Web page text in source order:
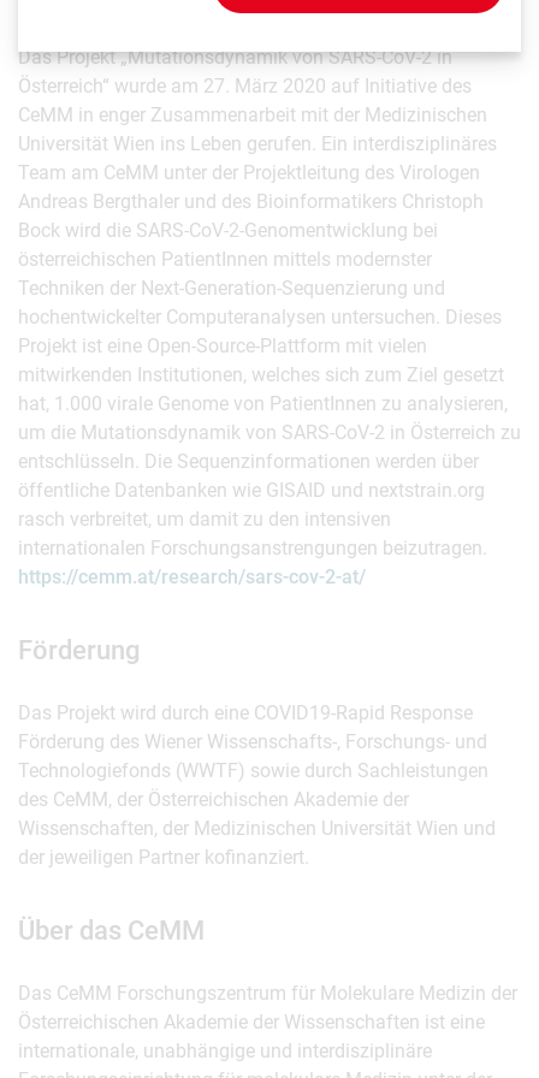
Das Projekt „Mutationsdynamik von SARS-CoV-2 in
Österreich“ wurde am 27. März 2020 auf Initiative des
CeMM in enger Zusammenarbeit mit der Medizinischen
Universität Wien ins Leben gerufen. Ein interdisziplinäres
Team am CeMM unter der Projektleitung des Virologen
Andreas Bergthaler und des Bioinformatikers Christoph
Bock wird die SARS-CoV-2-Genomentwicklung bei
österreichischen PatientInnen mittels modernster
Techniken der Next-Generation-Sequenzierung und
hochentwickelter Computeranalysen untersuchen. Dieses
Projekt ist eine Open-Source-Plattform mit vielen
mitwirkenden Institutionen, welches sich zum Ziel gesetzt
hat, 1.000 virale Genome von PatientInnen zu analysieren,
um die Mutationsdynamik von SARS-CoV-2 in Österreich zu
entschlüsseln. Die Sequenzinformationen werden über
öffentliche Datenbanken wie GISAID und nextstrain.org
rasch verbreitet, um damit zu den intensiven
internationalen Forschungsanstrengungen beizutragen.
https://cemm.at/research/sars-cov-2-at/
Förderung
Das Projekt wird durch eine COVID19-Rapid Response
Förderung des Wiener Wissenschafts-, Forschungs- und
Technologiefonds (WWTF) sowie durch Sachleistungen
des CeMM, der Österreichischen Akademie der
Wissenschaften, der Medizinischen Universität Wien und
der jeweiligen Partner kofinanziert.
Über das CeMM
Das CeMM Forschungszentrum für Molekulare Medizin der
Österreichischen Akademie der Wissenschaften ist eine
internationale, unabhängige und interdisziplinäre